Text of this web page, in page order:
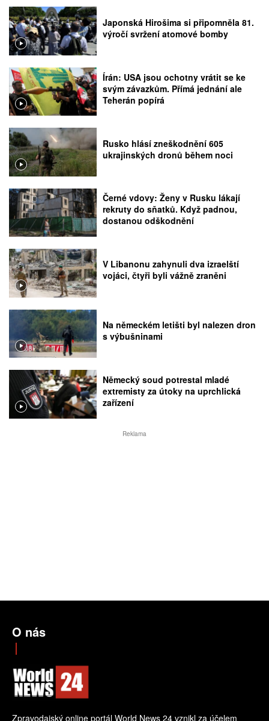
Japonská Hirošima si připomněla 81.
výročí svržení atomové bomby
Írán: USA jsou ochotny vrátit se ke
svým závazkům. Přímá jednání ale
Teherán popírá
Rusko hlásí zneškodnění 605
ukrajinských dronů během noci
Černé vdovy: Ženy v Rusku lákají
rekruty do sňatků. Když padnou,
dostanou odškodnění
V Libanonu zahynuli dva izraelští
vojáci, čtyři byli vážně zraněni
Na německém letišti byl nalezen dron
s výbušninami
Německý soud potrestal mladé
extremisty za útoky na uprchlická
zařízení
Reklama
O nás
Zpravodajský online portál World News 24 vznikl za účelem